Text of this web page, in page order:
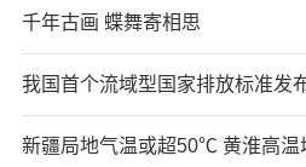
千年古画 蝶舞寄相思
我国首个流域型国家排放标准发
新疆局地气温或超50℃ 黄淮高温